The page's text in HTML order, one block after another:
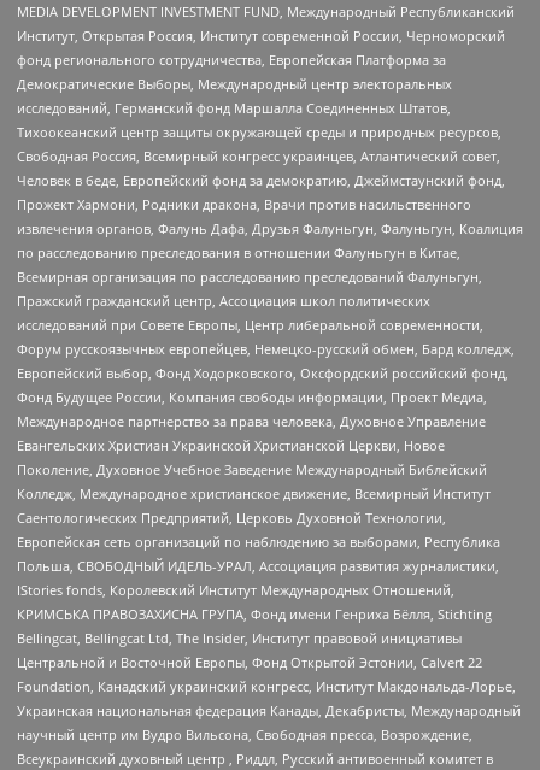
MEDIA DEVELOPMENT INVESTMENT FUND, Международный Республиканский
Институт, Открытая Россия, Институт современной России, Черноморский
фонд регионального сотрудничества, Европейская Платформа за
Демократические Выборы, Международный центр электоральных
исследований, Германский фонд Маршалла Соединенных Штатов,
Тихоокеанский центр защиты окружающей среды и природных ресурсов,
Свободная Россия, Всемирный конгресс украинцев, Атлантический совет,
Человек в беде, Европейский фонд за демократию, Джеймстаунский фонд,
Прожект Хармони, Родники дракона, Врачи против насильственного
извлечения органов, Фалунь Дафа, Друзья Фалуньгун, Фалуньгун, Коалиция
по расследованию преследования в отношении Фалуньгун в Китае,
Всемирная организация по расследованию преследований Фалуньгун,
Пражский гражданский центр, Ассоциация школ политических
исследований при Совете Европы, Центр либеральной современности,
Форум русскоязычных европейцев, Немецко-русский обмен, Бард колледж,
Европейский выбор, Фонд Ходорковского, Оксфордский российский фонд,
Фонд Будущее России, Компания свободы информации, Проект Медиа,
Международное партнерство за права человека, Духовное Управление
Евангельских Христиан Украинской Христианской Церкви, Новое
Поколение, Духовное Учебное Заведение Международный Библейский
Колледж, Международное христианское движение, Всемирный Институт
Саентологических Предприятий, Церковь Духовной Технологии,
Европейская сеть организаций по наблюдению за выборами, Республика
Польша, СВОБОДНЫЙ ИДЕЛЬ-УРАЛ, Ассоциация развития журналистики,
IStories fonds, Королевский Институт Международных Отношений,
КРИМСЬКА ПРАВОЗАХИСНА ГРУПА, Фонд имени Генриха Бёлля, Stichting
Bellingcat, Bellingcat Ltd, The Insider, Институт правовой инициативы
Центральной и Восточной Европы, Фонд Открытой Эстонии, Calvert 22
Foundation, Канадский украинский конгресс, Институт Макдональда-Лорье,
Украинская национальная федерация Канады, Декабристы, Международный
научный центр им Вудро Вильсона, Свободная пресса, Возрождение,
Всеукраинский духовный центр , Риддл, Русский антивоенный комитет в